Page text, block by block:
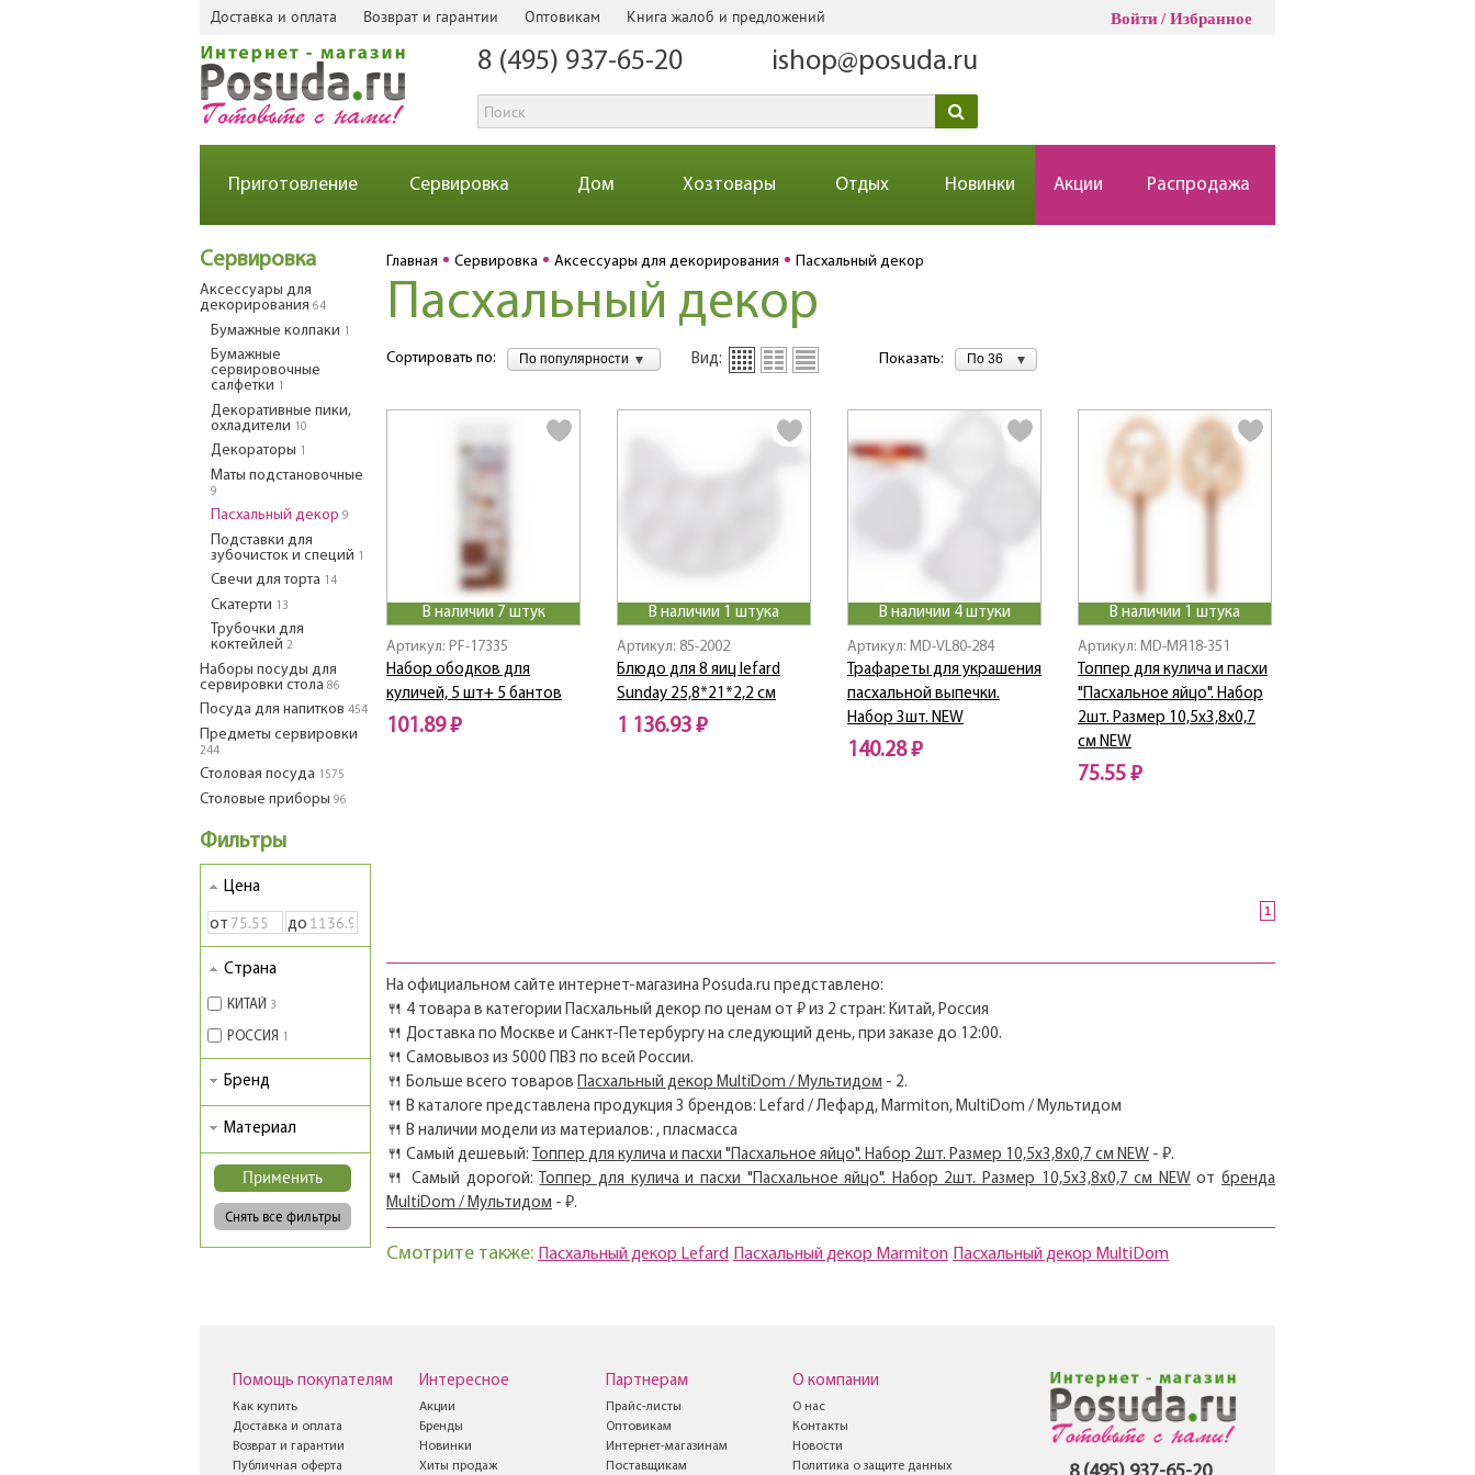
Доставка и оплата Возврат и гарантии Оптовикам Книга жалоб и предложений Войти Избранное
8 (495) 937-65-20 ishop@posuda.ru
Приготовление Сервировка Дом Хозтовары Отдых Новинки Акции Распродажа
Сервировка
Аксессуары для
декорирования 64
Бумажные колпаки 1
Бумажные
сервировочные
салфетки 1
Декоративные пики,
охладители 10
Декораторы 1
Маты подстановочные
9
Пасхальный декор 9
Подставки для
зубочисток и специй 1
Свечи для торта 14
Скатерти 13
Трубочки для
коктейлей 2
Наборы посуды для
сервировки стола 86
Посуда для напитков 454
Предметы сервировки
244
Столовая посуда 1575
Столовые приборы 96
Фильтры
Цена
от до
Страна
КИТАЙ 3
РОССИЯ 1
Бренд
Материал
Главная Сервировка Аксессуары для декорирования Пасхальный декор
Пасхальный декор
Сортировать по: По популярности Вид: Показать: По 36
В наличии 7 штук
Артикул: PF-17335
Набор ободков для
куличей, 5 шт+ 5 бантов
101.89 ₽
В наличии 1 штука
Артикул: 85-2002
Блюдо для 8 яиц lefard
Sunday 25,8*21*2,2 см
1 136.93 ₽
В наличии 4 штуки
Артикул: MD-VL80-284
Трафареты для украшения
пасхальной выпечки.
Набор 3шт. NEW
140.28 ₽
В наличии 1 штука
Артикул: MD-МЯ18-351
Топпер для кулича и пасхи
"Пасхальное яйцо". Набор
2шт. Размер 10,5х3,8х0,7
см NEW
75.55 ₽
1
На официальном сайте интернет-магазина Posuda.ru представлено:
🍴 4 товара в категории Пасхальный декор по ценам от ₽ из 2 стран: Китай, Россия
🍴 Доставка по Москве и Санкт-Петербургу на следующий день, при заказе до 12:00.
🍴 Самовывоз из 5000 ПВЗ по всей России.
🍴 Больше всего товаров Пасхальный декор MultiDom / Мультидом - 2.
🍴 В каталоге представлена продукция 3 брендов: Lefard / Лефард, Marmiton, MultiDom / Мультидом
🍴 В наличии модели из материалов: , пласмасса
🍴 Самый дешевый: Топпер для кулича и пасхи "Пасхальное яйцо". Набор 2шт. Размер 10,5х3,8х0,7 см NEW - ₽.
🍴 Самый дорогой: Топпер для кулича и пасхи "Пасхальное яйцо". Набор 2шт. Размер 10,5х3,8х0,7 см NEW отбренда
MultiDom / Мультидом - ₽.
Смотрите также: Пасхальный декор Lefard Пасхальный декор Marmiton Пасхальный декор MultiDom
Помощь покупателям
Как купить
Доставка и оплата
Возврат и гарантии
Публичная оферта
Интересное
Акции
Бренды
Новинки
Хиты продаж
Партнерам
Прайс-листы
Оптовикам
Интернет-магазинам
Поставщикам
О компании
О нас
Контакты
Новости
Политика о защите данных